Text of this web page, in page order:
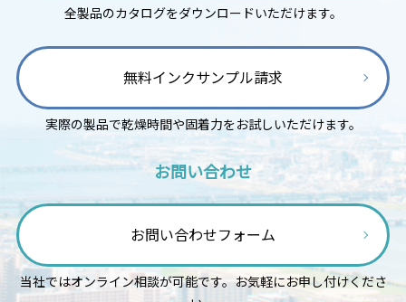
全製品のカタログをダウンロードいただけます。
無料インクサンプル請求
実際の製品で乾燥時間や固着力をお試しいただけます。
お問い合わせ
お問い合わせフォーム
当社ではオンライン相談が可能です。お気軽にお申し付けくださ